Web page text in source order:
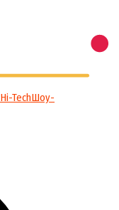
Hi-TechШоу-